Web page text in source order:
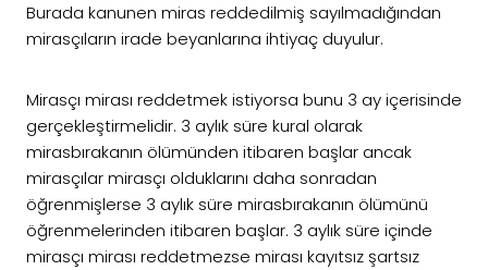
Burada kanunen miras reddedilmiş sayılmadığından
mirasçıların irade beyanlarına ihtiyaç duyulur.
Mirasçı mirası reddetmek istiyorsa bunu 3 ay içerisinde
gerçekleştirmelidir. 3 aylık süre kural olarak
mirasbırakanın ölümünden itibaren başlar ancak
mirasçılar mirasçı olduklarını daha sonradan
öğrenmişlerse 3 aylık süre mirasbırakanın ölümünü
öğrenmelerinden itibaren başlar. 3 aylık süre içinde
mirasçı mirası reddetmezse mirası kayıtsız şartsız